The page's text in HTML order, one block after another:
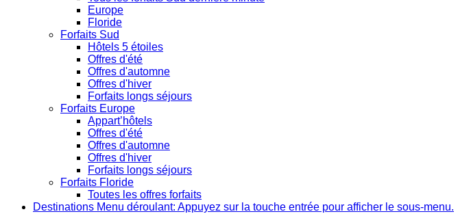
Europe
Floride
Forfaits Sud
Hôtels 5 étoiles
Offres d'été
Offres d'automne
Offres d'hiver
Forfaits longs séjours
Forfaits Europe
Appart’hôtels
Offres d'été
Offres d'automne
Offres d'hiver
Forfaits longs séjours
Forfaits Floride
Toutes les offres forfaits
Destinations Menu déroulant: Appuyez sur la touche entrée pour afficher le sous-menu.